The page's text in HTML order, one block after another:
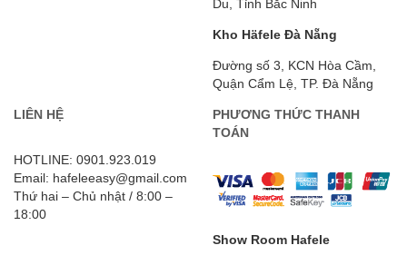
Du, Tỉnh Bắc Ninh
Kho Häfele Đà Nẵng
Đường số 3, KCN Hòa Cầm,
Quận Cẩm Lệ, TP. Đà Nẵng
LIÊN HỆ
HOTLINE: 0901.923.019
Email: hafeleeasy@gmail.com
Thứ hai – Chủ nhật / 8:00 –
18:00
PHƯƠNG THỨC THANH
TOÁN
Show Room Hafele